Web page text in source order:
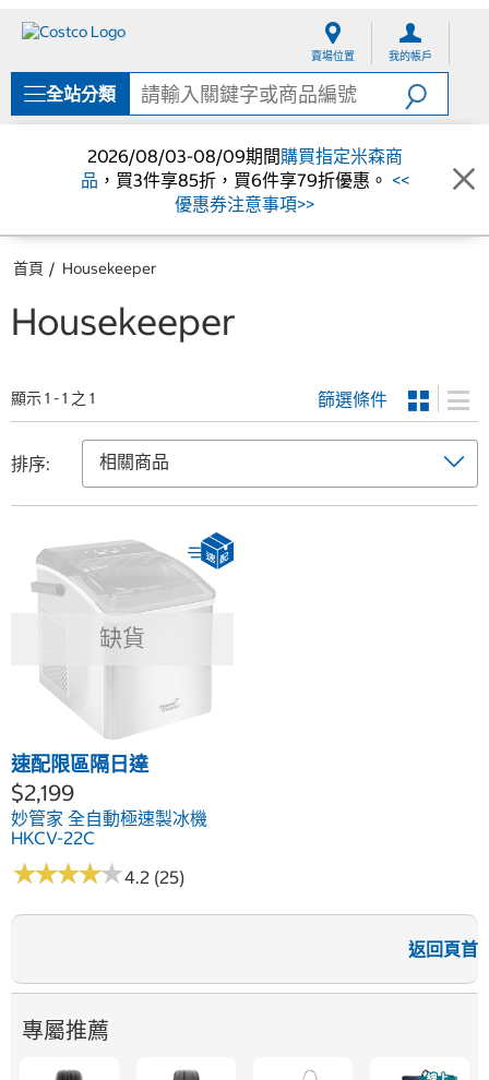
單
賣場位置 我的帳戶
全站分類
2026/08/03-08/09期間購買指定米森商
品 ，買3件享85折，買6件享79折優惠。 <<
優惠券注意事項>>
首頁 Housekeeper
Housekeeper
顯示 1 - 1 之 1 篩選條件
排序:
缺貨
速配限區隔日達
$2,199
妙管家 全自動極速製冰機
HKCV-22C
★★★★★
★★★★★4.2 (25)
返回頁首
專屬推薦